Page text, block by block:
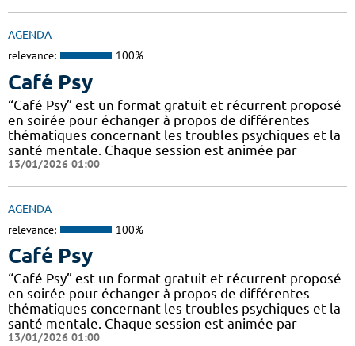
AGENDA
relevance: 100%
Café Psy
“Café Psy” est un format gratuit et récurrent proposé
en soirée pour échanger à propos de différentes
thématiques concernant les troubles psychiques et la
santé mentale. Chaque session est animée par
13/01/2026 01:00
AGENDA
relevance: 100%
Café Psy
“Café Psy” est un format gratuit et récurrent proposé
en soirée pour échanger à propos de différentes
thématiques concernant les troubles psychiques et la
santé mentale. Chaque session est animée par
13/01/2026 01:00